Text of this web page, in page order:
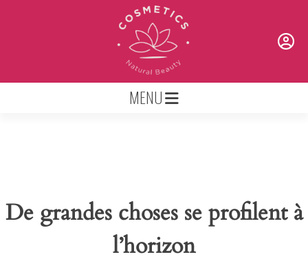
MENU
De grandes choses se profilent à
l’horizon